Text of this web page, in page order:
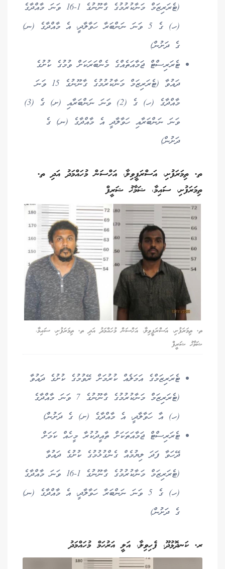
(ޓެރަރިޒަމް މަނާކުރުމުގެ ގާނޫނުގެ 1-16 ވަނަ މާއްދާގެ
(ހ) ގެ 5 ވަނަ ނަންބަރާ ހަވާލާދީ، އެ މާއްދާގެ (ނ)
ގެ ދަށުން)
ޓެރަރިސްޓް ޖަމާއަތެއްގެ މެންބަރަކަށް ވުމުގެ ކުށުގެ
ދައުވާ (ޓެރަރިޒަމް މަނާކުރުމުގެ ގާނޫނުގެ 15 ވަނަ
މާއްދާގެ (ހ) ގެ (2) ވަނަ ނަންބަރާއި (ށ) ގެ (3)
ވަނަ ނަންބަރާއި ހަވާލާދީ އެ މާއްދާގެ (ނ) ގެ
ދަށުން)
ތ. ތިމަރަފުށި، އަސްރަފީވިލާ، އަހްސަން މުހައްމަދު އަދި ތ.
ތިމަރަފުށި، ސައިމާ، ޝަމާޚު ޝަރީފް
ތ. ތިމަރަފުށި، އަސްރަފީވިލާ، އަހްސަން މުހައްމަދު އަދި ތ. ތިމަރަފުށި، ސައިމާ،
ޝަމާޚު ޝަރީފް
ޓެރަރިޒަމްގެ އަމަލެއް ކުރުމަށް ރޭވުމުގެ ކުށުގެ ދައުވާ
(ޓެރަރިޒަމް މަނާކުރުމުގެ ގާނޫނުގެ 7 ވަނަ މާއްދާގެ
(ހ) އާ ހަވާލާދީ، އެ މާއްދާގެ (ށ) ގެ ދަށުން)
ޓެރަރިސްޓް ޖަމާއަތަކަށް ތާއީދުކުރާ މީހެއް ކަމަށް
ދޭހަވާ ފަދަ ލިޔުމެއް ގެންގުޅުމުގެ ކުށުގެ ދައުވާ
(ޓެރަރިޒަމް މަނާކުރުމުގެ ގާނޫނުގެ 1-16 ވަނަ މާއްދާގެ
(ހ) ގެ 5 ވަނަ ނަންބަރާ ހަވާލާދީ، އެ މާއްދާގެ (ނ)
ގެ ދަށުން)
ރ. ކަނދޮޅުދޫ، ފެހިވިލާ، އަލީ އަރުހަމް މުހައްމަދު